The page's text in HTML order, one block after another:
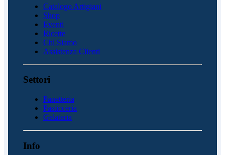
Catalogo Artigiani
Shop
Eventi
Ricette
Chi Siamo
Assistenza Clienti
Settori
Panetteria
Pasticceria
Gelateria
Info